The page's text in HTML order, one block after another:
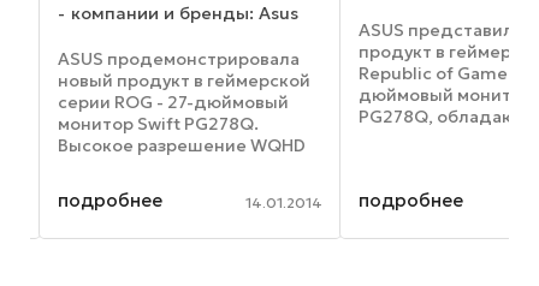
компании и бренды: Asus
ASUS продемонстрировала
новый продукт в геймерской
серии ROG - 27-дюймовый
монитор Swift PG278Q.
Высокое разрешение WQHD
увеличенная частота
обновления экрана (120 Гц и
подробнее 14.01.2014
ASUS представила
продукт в
Republic of Gamers
дюймовый монитор
PG278Q,
обновления его
время ...
подробнее